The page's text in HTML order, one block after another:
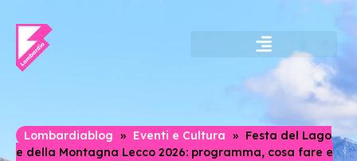
Lombardiablog » Eventi e Cultura » Festa del Lago
e della Montagna Lecco 2026: programma, cosa fare e